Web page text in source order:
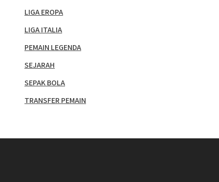
LIGA EROPA
LIGA ITALIA
PEMAIN LEGENDA
SEJARAH
SEPAK BOLA
TRANSFER PEMAIN